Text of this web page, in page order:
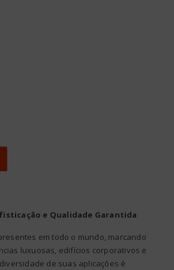
e Qualidade Garantida
em todo o mundo, marcando
luxuosas, edifícios corporativos e
de suas aplicações é